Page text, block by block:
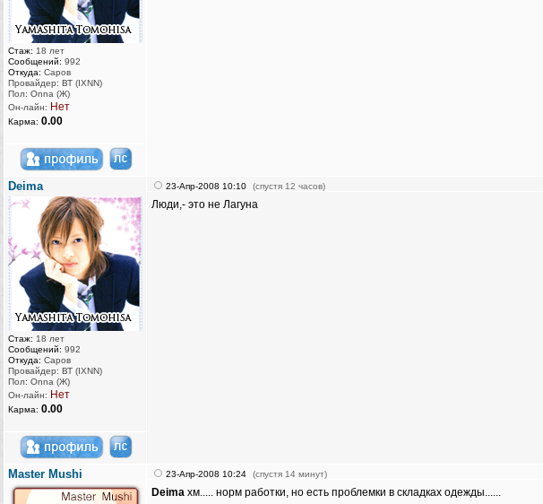
Стаж: 18 лет
Сообщений: 992
Откуда: Саров
Провайдер: ВТ (IXNN)
Пол: Onna (Ж)
Он-лайн: Нет
Карма: 0.00
Deima
Стаж: 18 лет
Сообщений: 992
Откуда: Саров
Провайдер: ВТ (IXNN)
Пол: Onna (Ж)
Он-лайн: Нет
Карма: 0.00
23-Апр-2008 10:10 (спустя 12 часов)
Люди,- это не Лагуна
Master Mushi 23-Апр-2008 10:24 (спустя 14 минут)
Deima хм..... норм работки, но есть проблемки в складках одежды......